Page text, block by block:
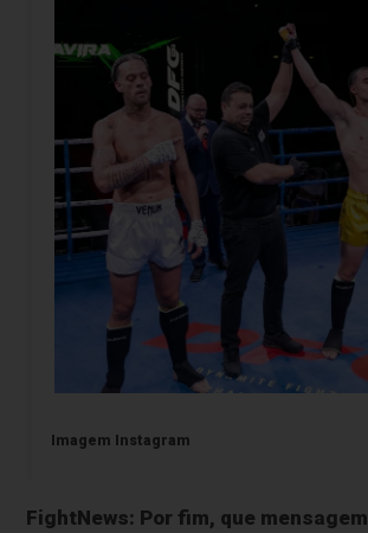
Imagem Instagram
FightNews: Por fim, que